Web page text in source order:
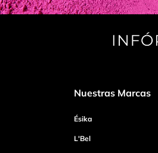
Nuestras Marcas
Ésika
L'Bel